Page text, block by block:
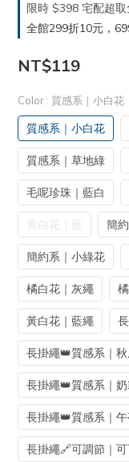
限時 $398 宅配超
全館299折10元，
NT$119
Color : 質感系｜小白花
質感系｜小白花
質感系｜草地綠
毛呢珍珠｜藍白
黃白花｜藍 簡
簡約系｜小綠花
橘白花｜灰繩
黃白花｜藍繩
長掛繩👑質感系｜
長掛繩👑質感系｜
長掛繩👑質感系｜
長掛繩🔗可調節｜